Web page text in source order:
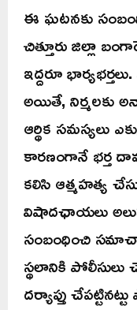
ఈ ఘటనకు
చిత్తూరు జిల్లా
ఇద్దరూ
అయితే, నిర్మలకు
ఆర్థిక సమస్యలు
కారణంగానే భర్త
కలిసి ఆత్మహత్య
విషాదఛాయలు
సంబంధించి
స్థలానికి పోలీసులు
దర్యాప్తు